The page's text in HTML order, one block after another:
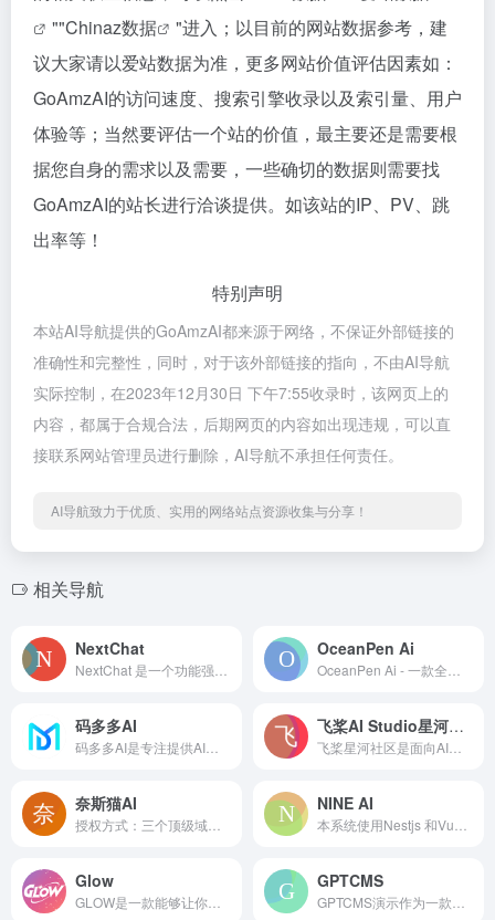
""Chinaz数据
"进入；以目前的网站数据参考，建
议大家请以爱站数据为准，更多网站价值评估因素如：
GoAmzAI的访问速度、搜索引擎收录以及索引量、用户
体验等；当然要评估一个站的价值，最主要还是需要根
据您自身的需求以及需要，一些确切的数据则需要找
GoAmzAI的站长进行洽谈提供。如该站的IP、PV、跳
出率等！
特别声明
本站AI导航提供的GoAmzAI都来源于网络，不保证外部链接的
准确性和完整性，同时，对于该外部链接的指向，不由AI导航
实际控制，在2023年12月30日 下午7:55收录时，该网页上的
内容，都属于合规合法，后期网页的内容如出现违规，可以直
接联系网站管理员进行删除，AI导航不承担任何责任。
AI导航致力于优质、实用的网络站点资源收集与分享！
相关导航
NextChat OceanPen Ai
码多多AI 飞桨AI Studio星河社区
奈斯猫AI NINE AI
Glow GPTCMS